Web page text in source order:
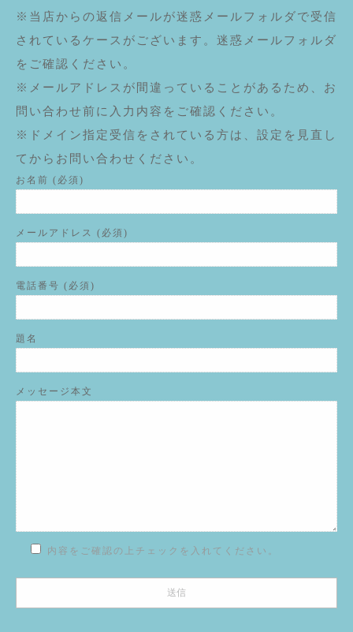
※当店からの返信メールが迷惑メールフォルダで受信
されているケースがございます。迷惑メールフォルダ
をご確認ください。
※メールアドレスが間違っていることがあるため、お
問い合わせ前に入力内容をご確認ください。
※ドメイン指定受信をされている方は、設定を見直し
てからお問い合わせください。
お名前 (必須)
メールアドレス (必須)
電話番号 (必須)
題名
メッセージ本文
内容をご確認の上チェックを入れてください。